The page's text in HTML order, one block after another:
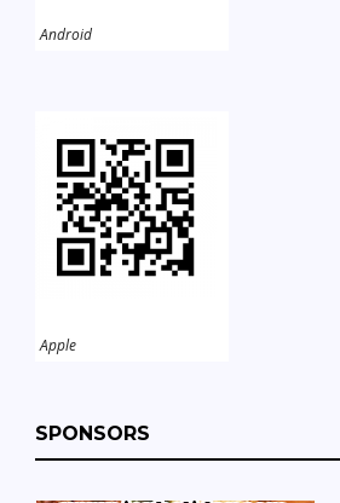
Android
Apple
SPONSORS